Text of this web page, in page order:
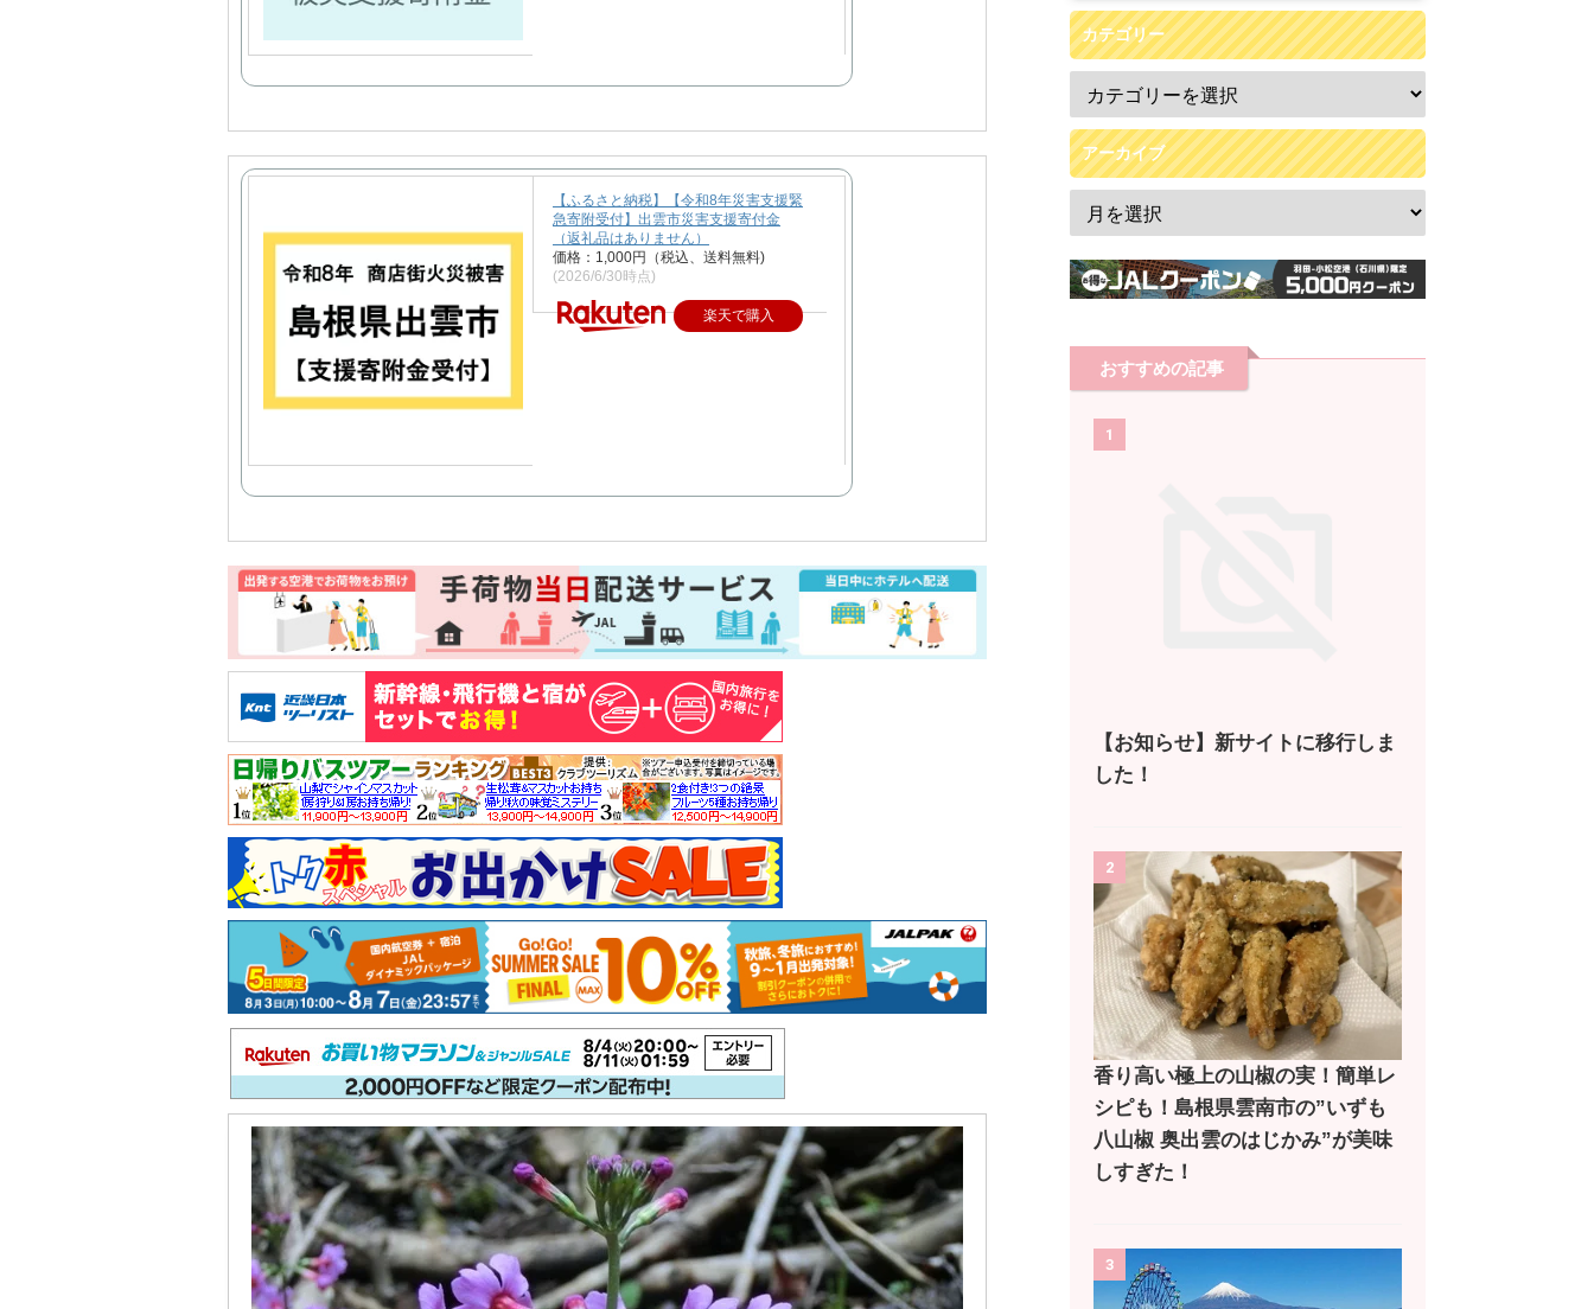
【ふるさと納税】【令和8年災害支援緊
急寄附受付】出雲市災害支援寄付金
（返礼品はありません）
価格：1,000円（税込、送料無料)
(2026/6/30時点)
楽天で購入
カテゴリー
アーカイブ
おすすめの記事
1
【お知らせ】新サイトに移行しま
した！
2
香り高い極上の山椒の実！簡単レ
シピも！島根県雲南市の”いずも
八山椒 奥出雲のはじかみ”が美味
しすぎた！
3